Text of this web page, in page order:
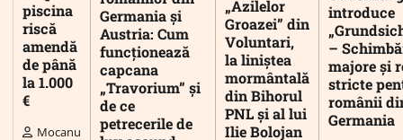
piscina
riscă
amendă
de până
la 1.000
€
Mocanu
Germania și
Austria: Cum
funcționează
capcana
„Travorium” și
de ce
petrecerile de
„Azilelor
Groazei” din
Voluntari,
la liniștea
mormântală
din Bihorul
PNL și al lui
Ilie Bolojan
introduce
–
majore și
stricte
românii
Germania